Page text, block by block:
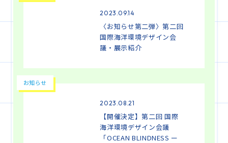
2023.09.14
〈お知らせ第二弾〉第二回
国際海洋環境デザイン会
議・展示紹介
お知らせ
2023.08.21
【開催決定】第二回 国際
海洋環境デザイン会議
「OCEAN BLINDNESS ー